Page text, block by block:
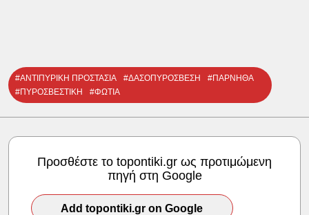
#ΑΝΤΙΠΥΡΙΚΗ ΠΡΟΣΤΑΣΙΑ #ΔΑΣΟΠΥΡΟΣΒΕΣΗ
#ΠΑΡΝΗΘΑ
#ΠΥΡΟΣΒΕΣΤΙΚΗ
#ΦΩΤΙΑ
Προσθέστε το topontiki.gr ως προτιμώμενη
πηγή στη Google
Add topontiki.gr on Google